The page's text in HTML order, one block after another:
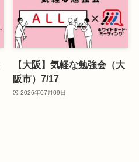
【大阪】気軽な勉強会（大
阪市）7/17
2026年07月09日